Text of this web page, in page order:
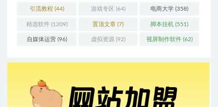
引流教程 (44) 游戏专区 (64) 电商大学 (358)
精选软件(1209) 置顶文章 (7) 脚本挂机 (551)
自媒体运营(96) 虚拟资源(92) 视屏制作软件(62)